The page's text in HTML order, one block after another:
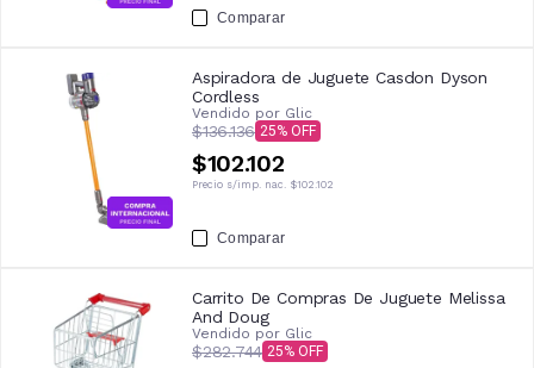
Comparar
Aspiradora de Juguete Casdon Dyson
Cordless
Vendido por Glic
$136.136 25
$102.102
Precio s/imp. nac. $102.102
Comparar
Carrito De Compras De Juguete Melissa
And Doug
Vendido por Glic
$282.744 25